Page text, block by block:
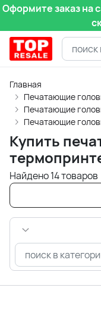
Оформите заказ на
Главная
Печатающие
Печатающие
Печатающие
Купить
Найдено 14 товаров